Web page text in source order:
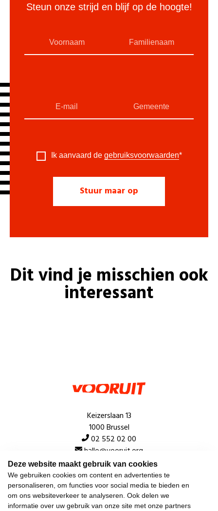
Deze website maakt gebruik van cookies
We gebruiken cookies om content en advertenties te
personaliseren, om functies voor social media te bieden en
om ons websiteverkeer te analyseren. Ook delen we
informatie over uw gebruik van onze site met onze partners
Steun onze strijd en blijf op de hoogte!
Ik aanvaard de gebruiksvoorwaarden*
Dit vind je misschien ook
interessant
Keizerslaan 13
1000 Brussel
02 552 02 00
hallo@vooruit.org
Snel
Over de beweging